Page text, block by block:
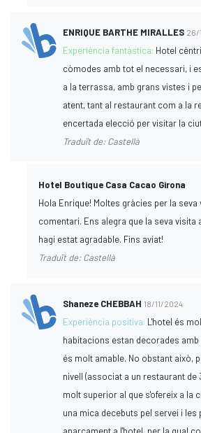
ENRIQUE BARTHE MIRALLES 26/
Experiència fantàstica: Hotel
còmodes amb tot el necessari, i
a la terrassa, amb grans vistes i
atent, tant al restaurant com a la
encertada elecció per visitar la
Traduït de: Castellà
Hotel Boutique Casa Cacao Girona
Hola Enrique! Moltes gràcies per la
comentari. Ens alegra que la seva visita
hagi estat agradable. Fins aviat!
Traduït de: Castellà
Shaneze CHEBBAH 18/11/2024
Experiència positiva: L'hotel és
habitacions estan decorades
és molt amable. No obstant això,
nivell (associat a un restaurant de
molt superior al que s'ofereix a la
una mica decebuts pel servei i les
aparcament a l'hotel, per la qual